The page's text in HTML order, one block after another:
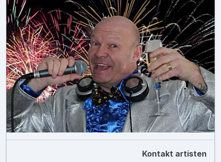
Kontakt artisten